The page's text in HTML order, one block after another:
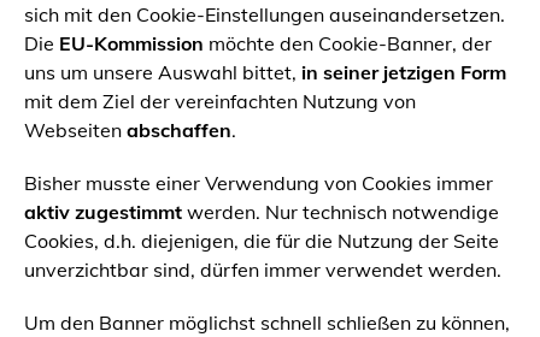
sich mit den Cookie-Einstellungen auseinandersetzen.
Die EU-Kommission möchte den Cookie-Banner, der
uns um unsere Auswahl bittet, in seiner jetzigen Form
mit dem Ziel der vereinfachten Nutzung von
Webseiten abschaffen.
Bisher musste einer Verwendung von Cookies immer
aktiv zugestimmt werden. Nur technisch notwendige
Cookies, d.h. diejenigen, die für die Nutzung der Seite
unverzichtbar sind, dürfen immer verwendet werden.
Um den Banner möglichst schnell schließen zu können,